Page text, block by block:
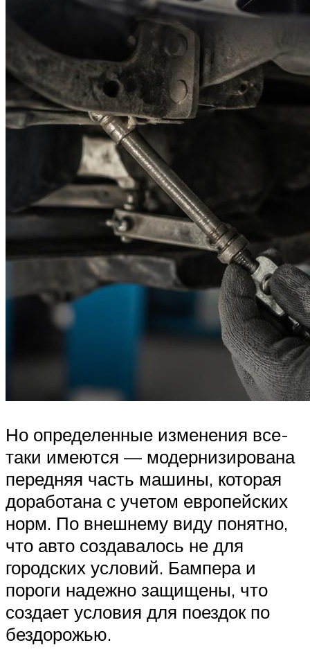
Но определенные изменения все-
таки имеются — модернизирована
передняя часть машины, которая
доработана с учетом европейских
норм. По внешнему виду понятно,
что авто создавалось не для
городских условий. Бампера и
пороги надежно защищены, что
создает условия для поездок по
бездорожью.